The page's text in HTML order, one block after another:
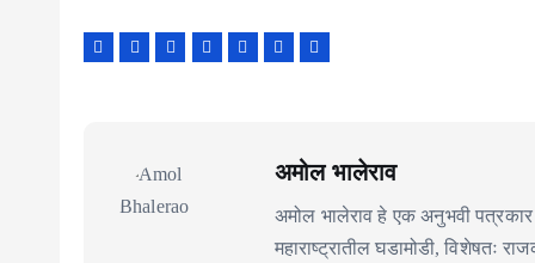
अमोल भालेराव
अमोल भालेराव हे एक अनुभवी
महाराष्ट्रातील घडामोडी, विशेषतः